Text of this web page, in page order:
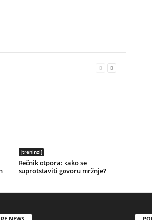
[treninzi]
Rečnik otpora: kako se
suprotstaviti govoru mržnje?
NEWS